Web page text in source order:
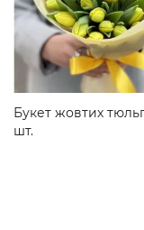
Букет жовтих
шт.